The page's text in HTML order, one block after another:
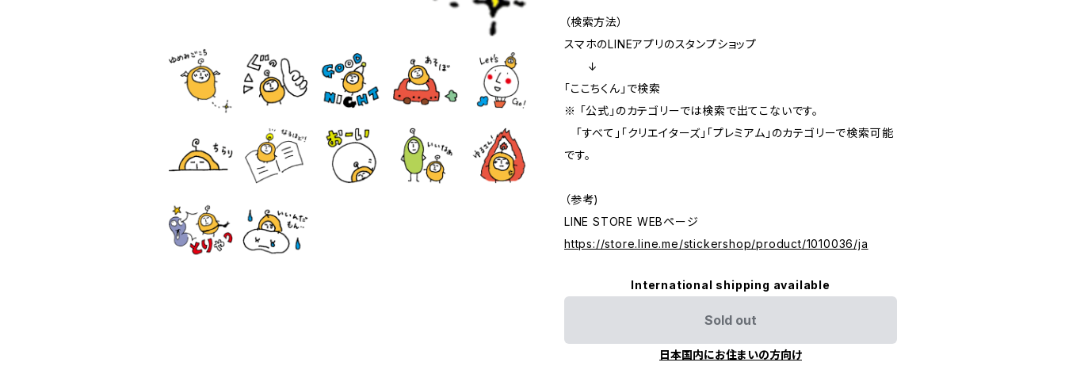
（検索方法）
スマホのLINEアプリのスタンプショップ
↓
「ここちくん」で検索
※ 「公式」のカテゴリーでは検索で出てこないです。
「すべて」「クリエイターズ」「プレミアム」のカテゴリーで検索可能
です。
（参考)
LINE STORE WEBページ
https://store.line.me/stickershop/product/1010036/ja
International shipping available
Sold out
日本国内にお住まいの方向け